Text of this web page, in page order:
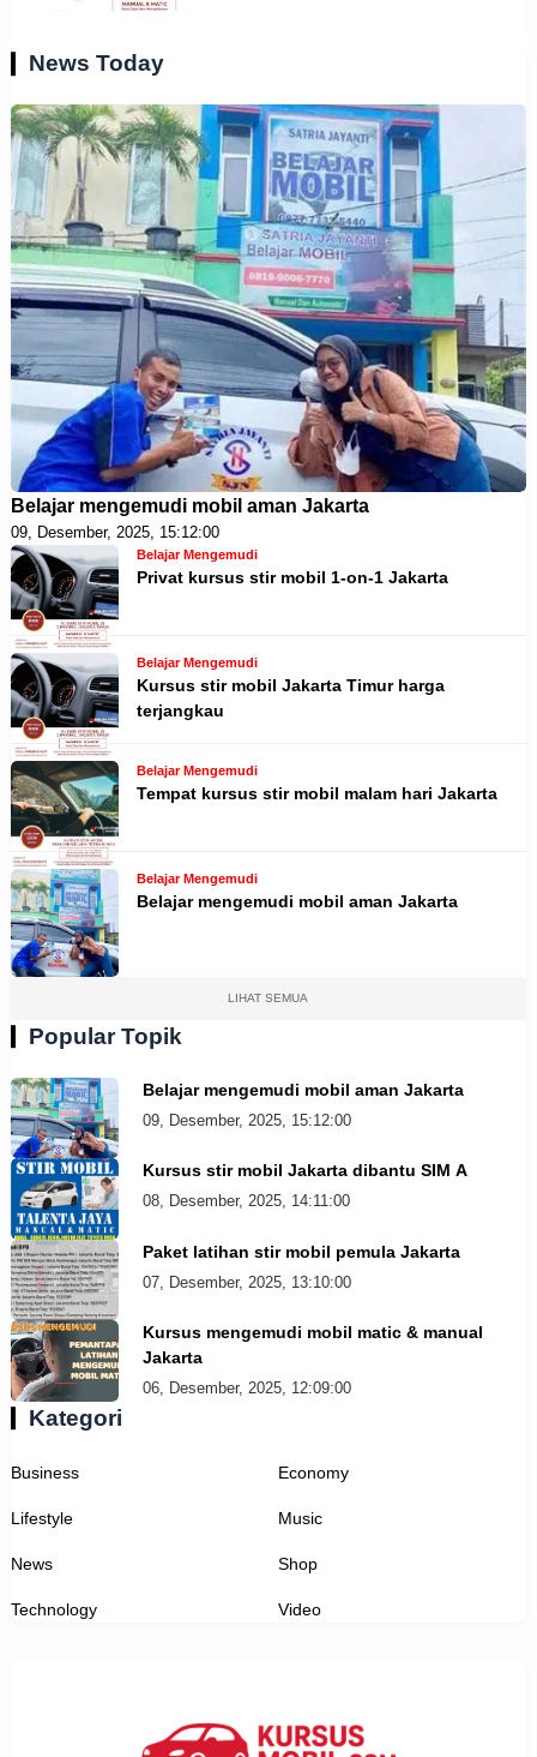
News Today
Belajar mengemudi mobil aman Jakarta
09, Desember, 2025, 15:12:00
Belajar Mengemudi
Privat kursus stir mobil 1-on-1 Jakarta
Belajar Mengemudi
Kursus stir mobil Jakarta Timur harga
terjangkau
Belajar Mengemudi
Tempat kursus stir mobil malam hari Jakarta
Belajar Mengemudi
Belajar mengemudi mobil aman Jakarta
LIHAT SEMUA
Popular Topik
Belajar mengemudi mobil aman Jakarta
09, Desember, 2025, 15:12:00
Kursus stir mobil Jakarta dibantu SIM A
08, Desember, 2025, 14:11:00
Paket latihan stir mobil pemula Jakarta
07, Desember, 2025, 13:10:00
Kursus mengemudi mobil matic & manual
Jakarta
06, Desember, 2025, 12:09:00
Kategori
Business Economy
Lifestyle Music
News Shop
Technology Video